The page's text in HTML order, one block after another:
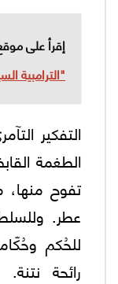
إقرأ على موقع
"الترامبية
التفكير
الطغمة
تفوح
عطر.
للحُكم
رائحة